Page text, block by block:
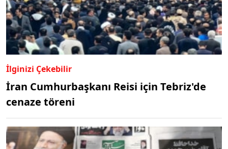
İlginizi Çekebilir
İran Cumhurbaşkanı Reisi için Tebriz'de
cenaze töreni